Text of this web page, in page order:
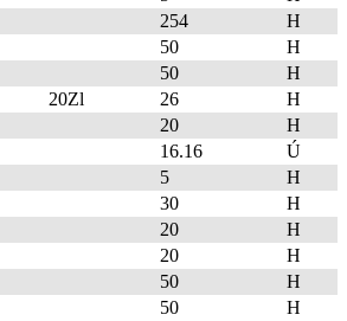
254
H
50
H
50
H
20Zl
26
H
20
H
16.16
Ú
5
H
30
H
20
H
20
H
50
H
50
H